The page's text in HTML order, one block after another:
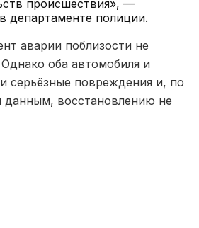
происшествия», —
департаменте полиции.
аварии поблизости не
оба автомобиля и
серьёзные повреждения и, по
данным, восстановлению не